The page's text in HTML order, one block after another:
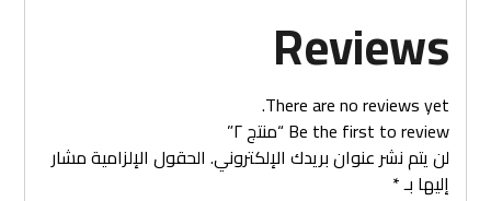
Reviews
There are no reviews yet.
Be the first to review “منتج ٢”
لن يتم نشر عنوان بريدك الإلكتروني. الحقول الإلزامية مشار
إليها بـ*